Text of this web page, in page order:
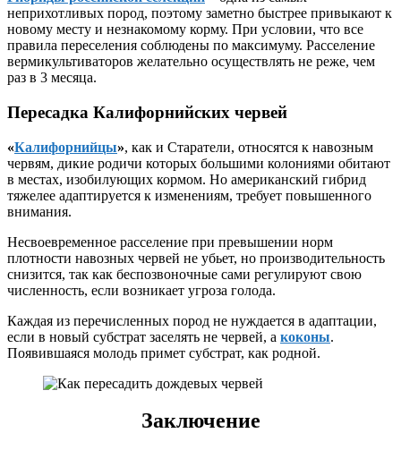
неприхотливых пород, поэтому заметно быстрее привыкают к
новому месту и незнакомому корму. При условии, что все
правила переселения соблюдены по максимуму. Расселение
вермикультиваторов желательно осуществлять не реже, чем
раз в 3 месяца.
Пересадка Калифорнийских червей
«Калифорнийцы», как и Старатели, относятся к навозным
червям, дикие родичи которых большими колониями обитают
в местах, изобилующих кормом. Но американский гибрид
тяжелее адаптируется к изменениям, требует повышенного
внимания.
Несвоевременное расселение при превышении норм
плотности навозных червей не убьет, но производительность
снизится, так как беспозвоночные сами регулируют свою
численность, если возникает угроза голода.
Каждая из перечисленных пород не нуждается в адаптации,
если в новый субстрат заселять не червей, а коконы.
Появившаяся молодь примет субстрат, как родной.
Заключение